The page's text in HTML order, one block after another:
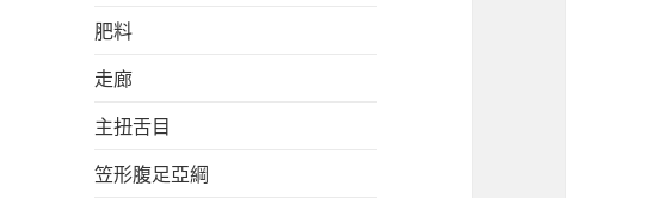
肥料
走廊
主扭舌目
笠形腹足亞綱